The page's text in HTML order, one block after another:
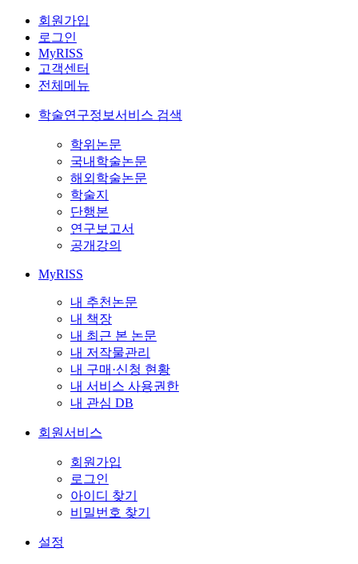
회원가입
로그인
MyRISS
고객센터
전체메뉴
학술연구정보서비스 검색
학위논문
국내학술논문
해외학술논문
학술지
단행본
연구보고서
공개강의
MyRISS
내 추천논문
내 책장
내 최근 본 논문
내 저작물관리
내 구매·신청 현황
내 서비스 사용권한
내 관심 DB
회원서비스
회원가입
로그인
아이디 찾기
비밀번호 찾기
설정